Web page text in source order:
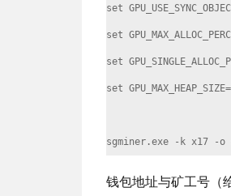
set
set
set
set
sgminer.exe -k x17 -
钱包地址与矿工号（